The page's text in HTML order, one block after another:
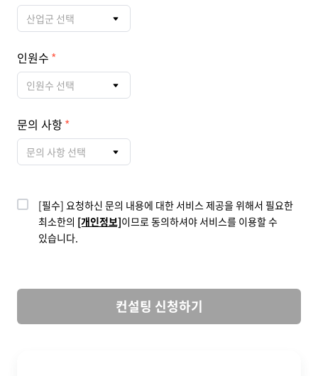
산업군 선택
인원수
인원수 선택
문의 사항
문의 사항 선택
[필수] 요청하신 문의 내용에 대한 서비스 제공을 위해서 필요한
최소한의 [개인정보]이므로 동의하셔야 서비스를 이용할 수
있습니다.
컨설팅 신청하기